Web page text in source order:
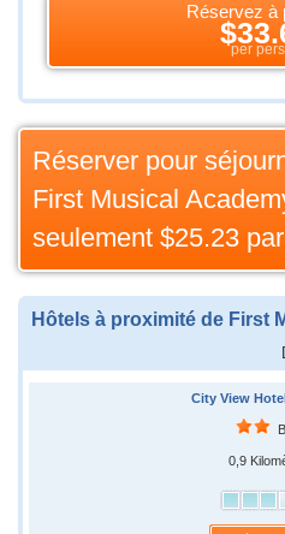
Réservez à
per
Réserver pour
First Musical
seulement $25.23
Hôtels à proximité de First
City View
0,9